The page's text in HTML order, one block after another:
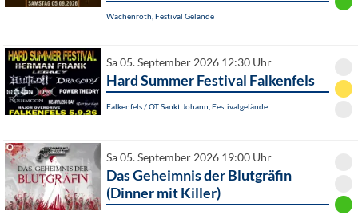
Wachenroth, Festival Gelände
Sa 05. September 2026 12:30 Uhr
Hard Summer Festival Falkenfels
Falkenfels / OT Sankt Johann, Festivalgelände
Sa 05. September 2026 19:00 Uhr
Das Geheimnis der Blutgräfin
(Dinner mit Killer)